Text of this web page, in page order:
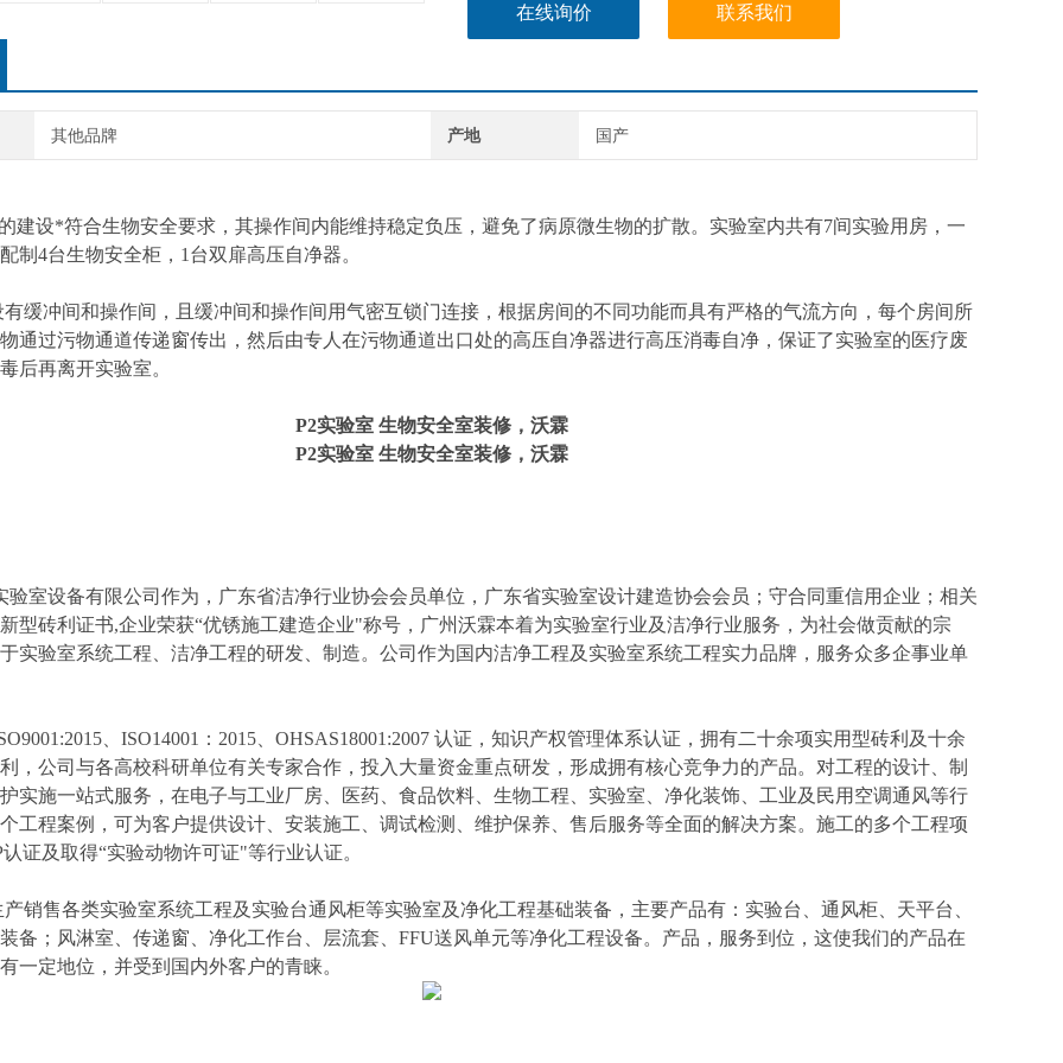
在线询价 联系我们
其他品牌 产地 国产
设*符合生物安全要求，其操作间内能维持稳定负压，避免了病原微生物的扩散。实验室内共有7间实验用房，一
制4台生物安全柜，1台双扉高压自净器。
冲间和操作间，且缓冲间和操作间用气密互锁门连接，根据房间的不同功能而具有严格的气流方向，每个房间所
通过污物通道传递窗传出，然后由专人在污物通道出口处的高压自净器进行高压消毒自净，保证了实验室的医疗废
后再离开实验室。
P2实验室 生物安全室装修 ，沃霖
P2实验室 生物安全室装修 ，沃霖
设备有限公司作为，广东省洁净行业协会会员单位，广东省实验室设计建造协会会员；守合同重信用企业；相关
型砖利证书,企业荣获“优锈施工建造企业"称号，广州沃霖本着为实验室行业及洁净行业服务，为社会做贡献的宗
实验室系统工程、洁净工程的研发、制造。公司作为国内洁净工程及实验室系统工程实力品牌，服务众多企事业单
、ISO14001：2015、OHSAS18001:2007 认证，知识产权管理体系认证，拥有二十余项实用型砖利及十余
，公司与各高校科研单位有关专家合作，投入大量资金重点研发，形成拥有核心竞争力的产品。对工程的设计、制
实施一站式服务，在电子与工业厂房、医药、食品饮料、生物工程、实验室、净化装饰、工业及民用空调通风等行
工程案例，可为客户提供设计、安装施工、调试检测、维护保养、售后服务等全面的解决方案。施工的多个工程项
证及取得“实验动物许可证"等行业认证。
售各类实验室系统工程及实验台通风柜等实验室及净化工程基础装备，主要产品有：实验台、通风柜、天平台、
备；风淋室、传递窗、净化工作台、层流套、FFU送风单元等净化工程设备。产品，服务到位，这使我们的产品在
一定地位，并受到国内外客户的青睐。